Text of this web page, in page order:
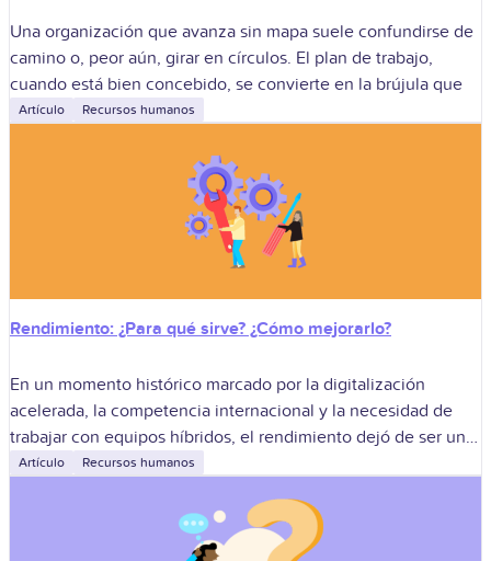
Una organización que avanza sin mapa suele confundirse de
camino o, peor aún, girar en círculos. El plan de trabajo,
cuando está bien concebido, se convierte en la brújula que
Artículo Recursos humanos
Rendimiento: ¿Para qué sirve? ¿Cómo mejorarlo?
En un momento histórico marcado por la digitalización
acelerada, la competencia internacional y la necesidad de
trabajar con equipos híbridos, el rendimiento dejó de ser una
cifra aislada para convertirse
Artículo Recursos humanos